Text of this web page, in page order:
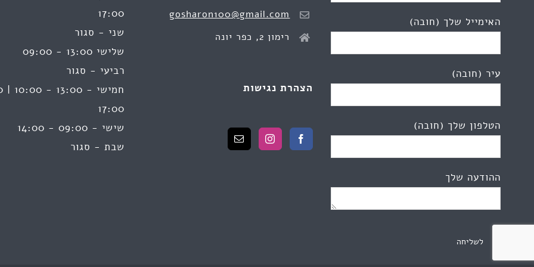
האימייל שלך (חובה)
עיר (חובה)
הטלפון שלך (חובה)
ההודעה שלך
gosharon100@gmail.com
רימון 2, כפר יונה
הצהרת נגישות
17:00
שני - סגור
שלישי 13:00 - 09:00
רביעי - סגור
17:00
שישי - 09:00 - 14:00
שבת - סגור